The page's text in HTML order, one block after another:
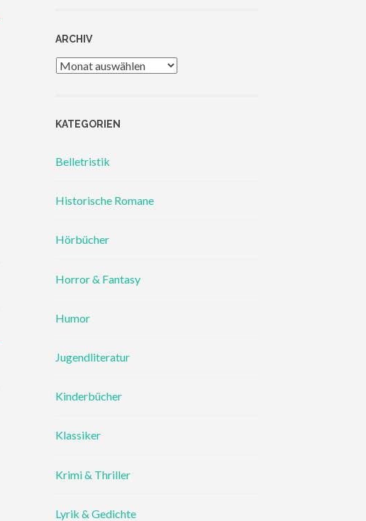
ARCHIV
Archiv
KATEGORIEN
Belletristik
Historische Romane
Hörbücher
Horror & Fantasy
Humor
Jugendliteratur
Kinderbücher
Klassiker
Krimi & Thriller
Lyrik & Gedichte